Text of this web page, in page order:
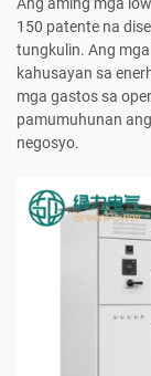
150 patente na
tungkulin. Ang
kahusayan sa
mga gastos sa
pamumuhunan
negosyo.